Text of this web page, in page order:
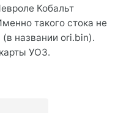
Кобальт
такого стока не
названии ori.bin).
УОЗ.